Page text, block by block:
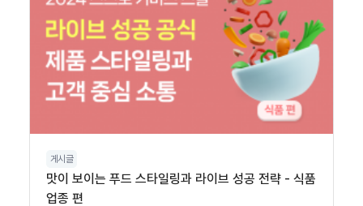
게시글
맛이 보이는 푸드 스타일링과 라이브 성공 전략 - 식품
업종 편